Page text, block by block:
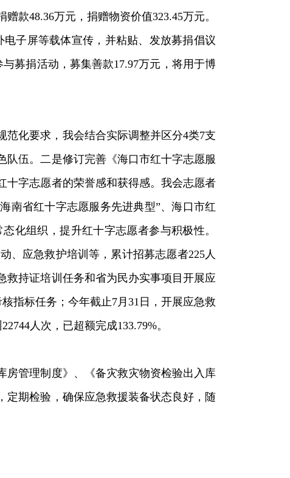
款48.36万元，捐赠物资价值323.45万元。
子屏等载体宣传，并粘贴、发放募捐倡议
募捐活动，募集善款17.97万元，将用于博
化要求，我会结合实际调整并区分4类7支
伍。二是修订完善《海口市红十字志愿服
十字志愿者的荣誉感和获得感。我会志愿者
南省红十字志愿服务先进典型”、海口市红
化组织，提升红十字志愿者参与积极性。
、应急救护培训等，累计招募志愿者225人
救持证培训任务和省为民办实事项目开展应
指标任务；今年截止7月31日，开展应急救
人次，已超额完成133.79%。
房管理制度》、《备灾救灾物资检验出入库
定期检验，确保应急救援装备状态良好，随